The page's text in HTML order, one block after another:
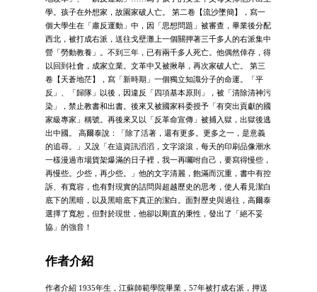
學。孩子在外想家，故園家破人亡。 第二卷【流沙墜簡】，寫一
個大學生在「肅反運動」中，因「思想問題」被審查，畢業後分配
西北，被打成右派，送往戈壁灘上一個關押著三千多人的右派集中
營「勞動教養」。不到三年，已有兩千多人死亡。他偶然倖存，得
以回到社會，成家立業。文革中又被揪舉，再次家破人亡。 第三
卷【天蒼地茫】，寫「新時期」一個獨立知識分子的命運。「平
反」、「歸隊」以後，因違反「四項基本原則」，被「清除清神污
染」，禁止教書和出書。後來又被國家科委授予「有突出貢獻的國
家級專家」稱號。再後來又以「反革命宣傳」被捕入獄，出獄後逃
出中國。 高爾泰說：「除了活著，還有更多。更多之一，是意義
的追尋。」又說「在這資訊滔滔，文字滾滾，每天的印刷品像潮水
一樣漫過市場貨架爆滿的日子裡，我一再囑咐自己，要寫得慢些，
再慢些。少些，再少些。」他的文字清麗，飽滿而沉重，書中有控
訴、有寬容，也有對現實的詰問與超越歷史的思考，使人看見潔白
底下的黑暗，以及黑暗底下真正的潔白。面對歷史與過往，高爾泰
選擇了寬恕，但對於現世，他卻以剛直的秉性，發出了「絕不妥
協」的強音！
作者介紹
作者介紹 1935年生，江蘇師範學院畢業，57年被打成右派，押送